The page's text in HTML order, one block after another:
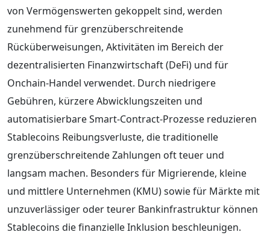
von Vermögenswerten gekoppelt sind, werden
zunehmend für grenzüberschreitende
Rücküberweisungen, Aktivitäten im Bereich der
dezentralisierten Finanzwirtschaft (DeFi) und für
Onchain-Handel verwendet. Durch niedrigere
Gebühren, kürzere Abwicklungszeiten und
automatisierbare Smart-Contract-Prozesse reduzieren
Stablecoins Reibungsverluste, die traditionelle
grenzüberschreitende Zahlungen oft teuer und
langsam machen. Besonders für Migrierende, kleine
und mittlere Unternehmen (KMU) sowie für Märkte mit
unzuverlässiger oder teurer Bankinfrastruktur können
Stablecoins die finanzielle Inklusion beschleunigen.